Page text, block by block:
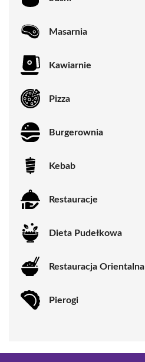
Masarnia
Kawiarnie
Pizza
Burgerownia
Kebab
Restauracje
Dieta Pudełkowa
Restauracja Orientalna
Pierogi